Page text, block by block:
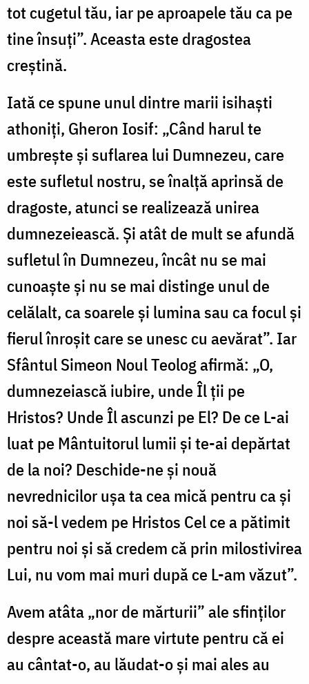
tot cugetul tău, iar pe aproapele tău ca pe
tine însuţi”. Aceasta este dragostea
creştină.
Iată ce spune unul dintre marii isihaşti
athoniţi, Gheron Iosif: „Când harul te
umbreşte şi suflarea lui Dumnezeu, care
este sufletul nostru, se înalţă aprinsă de
dragoste, atunci se realizează unirea
dumnezeiească. Şi atât de mult se afundă
sufletul în Dumnezeu, încât nu se mai
cunoaşte şi nu se mai distinge unul de
celălalt, ca soarele şi lumina sau ca focul şi
fierul înroşit care se unesc cu aevărat”. Iar
Sfântul Simeon Noul Teolog afirmă: „O,
dumnezeiască iubire, unde Îl ţii pe
Hristos? Unde Îl ascunzi pe El? De ce L-ai
luat pe Mântuitorul lumii şi te-ai depărtat
de la noi? Deschide-ne şi nouă
nevrednicilor uşa ta cea mică pentru ca şi
noi să-l vedem pe Hristos Cel ce a pătimit
pentru noi şi să credem că prin milostivirea
Lui, nu vom mai muri după ce L-am văzut”.
Avem atâta „nor de mărturii” ale sfinţilor
despre această mare virtute pentru că ei
au cântat-o, au lăudat-o şi mai ales au